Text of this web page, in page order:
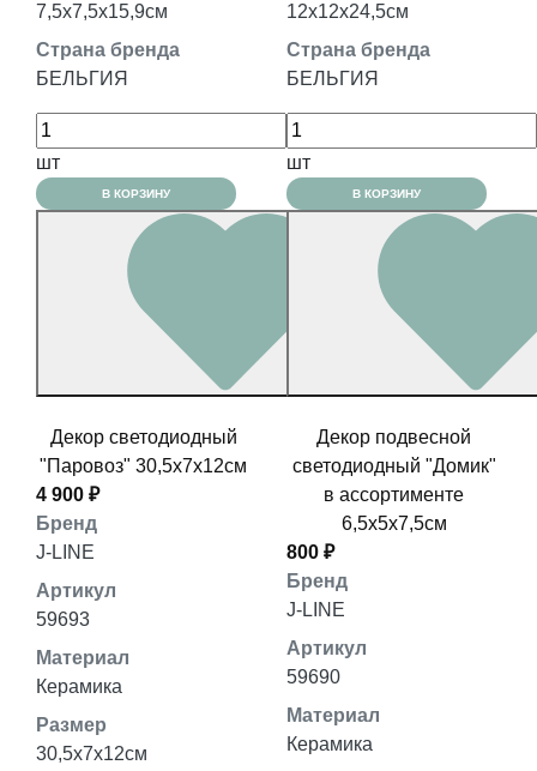
7,5x7,5x15,9см
Страна бренда
БЕЛЬГИЯ
шт
В КОРЗИНУ
12x12x24,5см
Страна бренда
БЕЛЬГИЯ
шт
В КОРЗИНУ
Декор светодиодный
"Паровоз" 30,5x7x12см
4 900 ₽
Бренд
J-LINE
Артикул
59693
Материал
Керамика
Размер
30,5x7x12см
Декор подвесной
светодиодный "Домик"
в ассортименте
6,5x5x7,5см
800 ₽
Бренд
J-LINE
Артикул
59690
Материал
Керамика